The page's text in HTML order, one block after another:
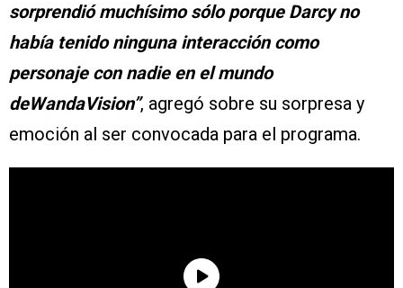
sorprendió muchísimo sólo porque Darcy no
había tenido ninguna interacción como
personaje con nadie en el mundo
deWandaVision”, agregó sobre su sorpresa y
emoción al ser convocada para el programa.